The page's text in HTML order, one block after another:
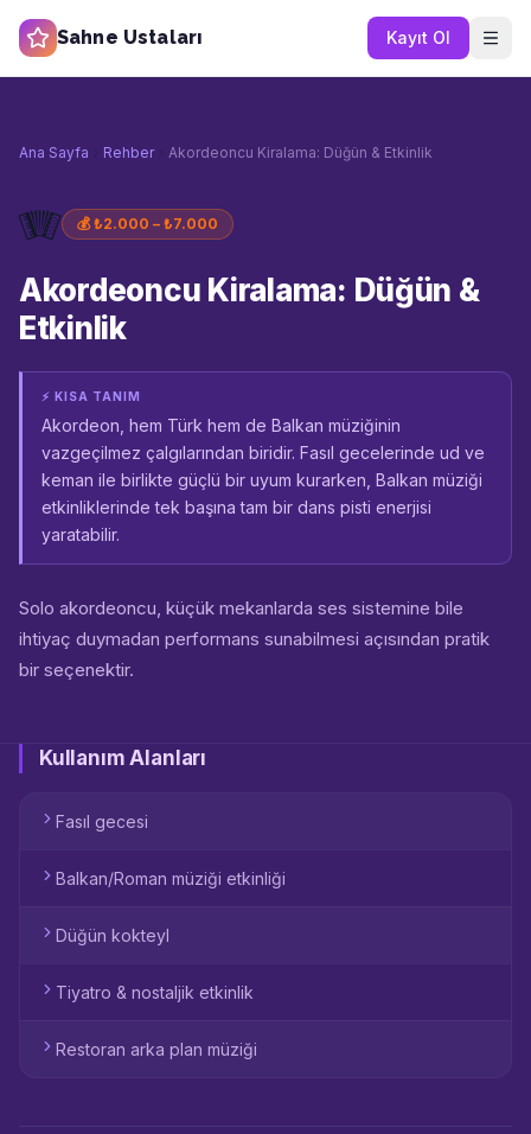
Sahne Ustaları Kayıt Ol
Ana Sayfa Rehber Akordeoncu Kiralama: Düğün & Etkinlik
🪗 💰₺2.000 – ₺7.000
Akordeoncu Kiralama: Düğün &
Etkinlik
⚡ KISA TANIM
Akordeon, hem Türk hem de Balkan müziğinin
vazgeçilmez çalgılarından biridir. Fasıl gecelerinde ud ve
keman ile birlikte güçlü bir uyum kurarken, Balkan müziği
etkinliklerinde tek başına tam bir dans pisti enerjisi
yaratabilir.
Solo akordeoncu, küçük mekanlarda ses sistemine bile
ihtiyaç duymadan performans sunabilmesi açısından pratik
bir seçenektir.
Kullanım Alanları
Fasıl gecesi
Balkan/Roman müziği etkinliği
Düğün kokteyl
Tiyatro & nostaljik etkinlik
Restoran arka plan müziği